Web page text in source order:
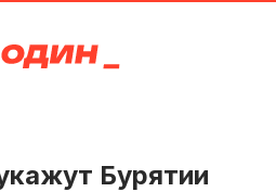
Бурятии